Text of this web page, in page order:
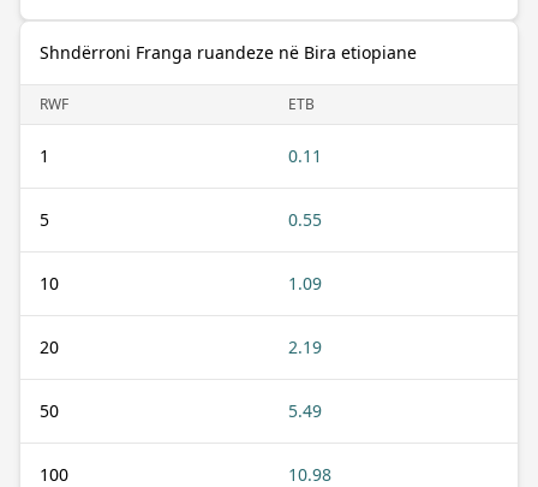
Shndërroni Franga ruandeze në Bira etiopiane
RWF ETB
1 0.11
5 0.55
10 1.09
20 2.19
50 5.49
100 10.98